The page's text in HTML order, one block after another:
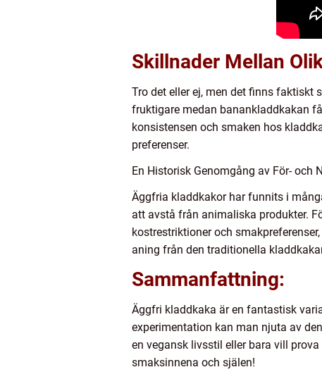
Skillnader Mellan
Tro det eller ej, men det finns faktiskt
fruktigare medan banankladdkakan
konsistensen och smaken hos
preferenser.
En Historisk Genomgång av För- och
Äggfria kladdkakor har funnits i
att avstå från animaliska produkter.
kostrestriktioner och
aning från den traditionella
Sammanfattning:
Äggfri kladdkaka är en fantastisk
experimentation kan man njuta av
en vegansk livsstil eller bara vill
smaksinnena och själen!